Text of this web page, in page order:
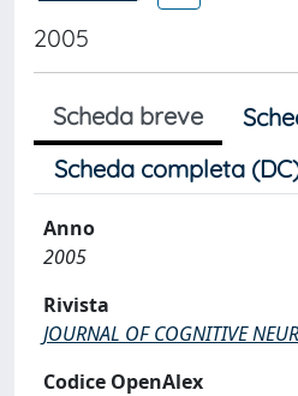
2005
Scheda breve
Scheda completa
Anno
2005
Rivista
JOURNAL OF COGNITIVE
Codice OpenAlex